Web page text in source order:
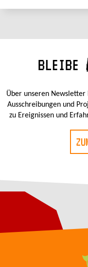
BLEIBE
Über unseren
Ausschreibungen und
zu Ereignissen und